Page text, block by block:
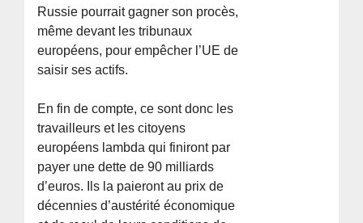
Russie pourrait gagner son procès,
même devant les tribunaux
européens, pour empêcher l’UE de
saisir ses actifs.
En fin de compte, ce sont donc les
travailleurs et les citoyens
européens lambda qui finiront par
payer une dette de 90 milliards
d’euros. Ils la paieront au prix de
décennies d’austérité économique